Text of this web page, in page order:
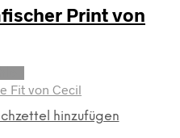
werden
auf.
Die
der
gewählt
Print von
Dieses
Produkt
weist
mehrerehinzufügen